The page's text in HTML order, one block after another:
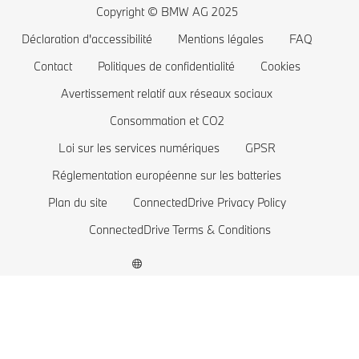
BMW Série 3
BMW Série 2
BMW Série 1
La famille BMW X1
BMW M
Voitures électriques BMW
Coût des voitures électriques
Batterie de voiture électrique
Copyright © BMW AG 2025
Déclaration d'accessibilité
Mentions légales
FAQ
Contact
Politiques de confidentialité
Cookies
Avertissement relatif aux réseaux sociaux
Consommation et CO2
Loi sur les services numériques
GPSR
Réglementation européenne sur les batteries
Plan du site
ConnectedDrive Privacy Policy
ConnectedDrive Terms & Conditions